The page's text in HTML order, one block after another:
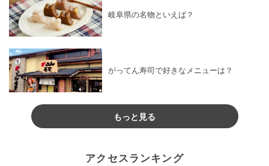
岐阜県の名物といえば？
がってん寿司で好きなメニューは？
もっと見る
アクセスランキング